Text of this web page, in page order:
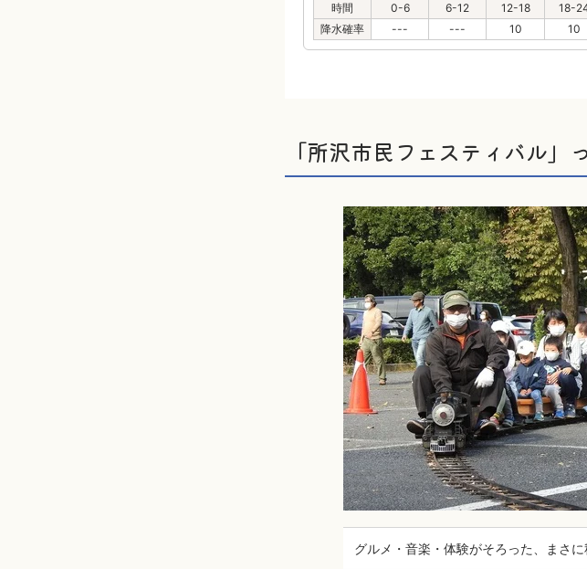
時間 0-6 6-12 12-18
18-
降水確率
--- --- 10 10
「所沢市民フェスティバル」
グルメ・音楽・体験がそろった、まさに